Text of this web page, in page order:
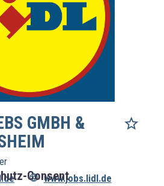
Consent
GMBH &
www.jobs.lidl.de